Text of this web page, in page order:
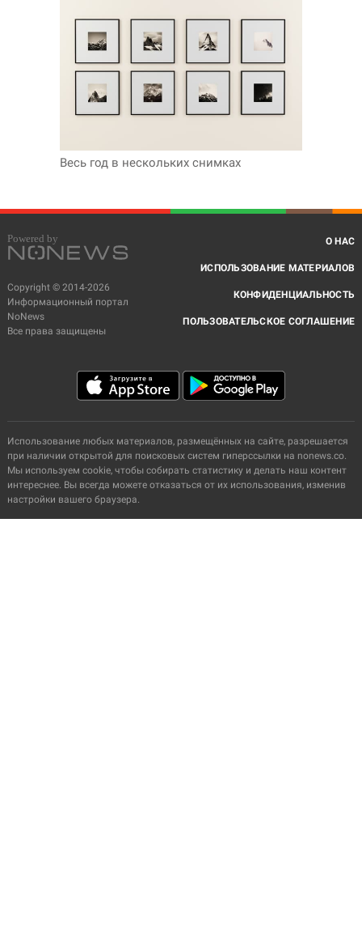
Весь год в нескольких снимках
Copyright © 2014-2026
Информационный портал
NoNews
Все права защищены
О НАС
ИСПОЛЬЗОВАНИЕ МАТЕРИАЛОВ
КОНФИДЕНЦИАЛЬНОСТЬ
ПОЛЬЗОВАТЕЛЬСКОЕ СОГЛАШЕНИЕ
Использование любых материалов, размещённых на сайте, разрешается
при наличии открытой для поисковых систем гиперссылки на nonews.co.
Мы используем cookie, чтобы собирать статистику и делать наш контент
интереснее. Вы всегда можете отказаться от их использования, изменив
настройки вашего браузера.